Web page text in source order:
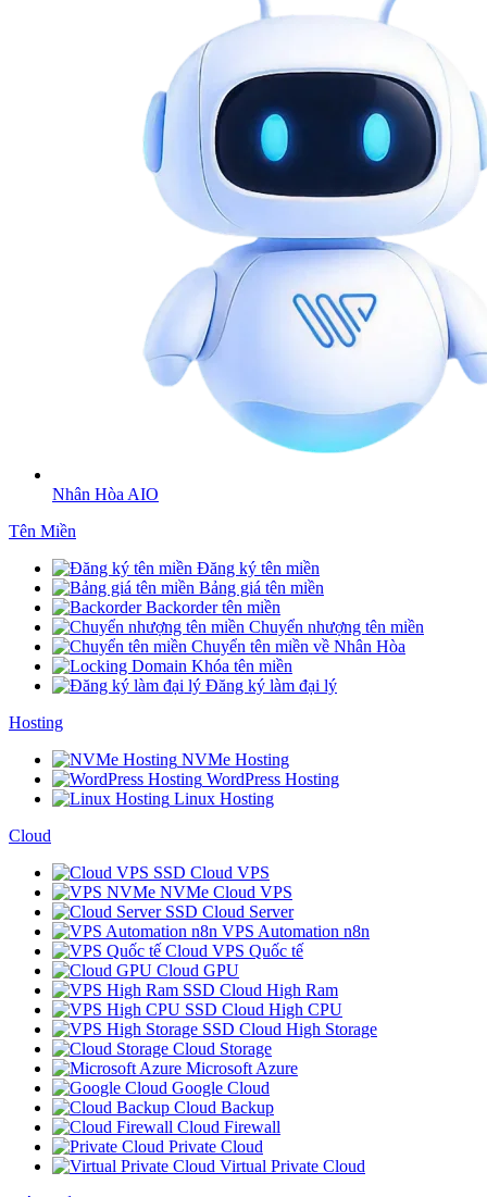
Nhân Hòa AIO
Tên Miền
Đăng ký tên miền
Bảng giá tên miền
Backorder tên miền
Chuyển nhượng tên miền
Chuyển tên miền về Nhân Hòa
Khóa tên miền
Đăng ký làm đại lý
Hosting
NVMe Hosting
WordPress Hosting
Linux Hosting
Cloud
SSD Cloud VPS
NVMe Cloud VPS
SSD Cloud Server
VPS Automation n8n
Cloud VPS Quốc tế
Cloud GPU
SSD Cloud High Ram
SSD Cloud High CPU
SSD Cloud High Storage
Cloud Storage
Microsoft Azure
Google Cloud
Cloud Backup
Cloud Firewall
Private Cloud
Virtual Private Cloud